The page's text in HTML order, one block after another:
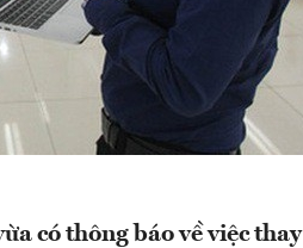
có thông báo về việc thay